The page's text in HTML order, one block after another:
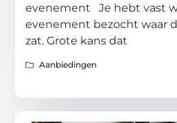
evenement Je hebt vast
evenement bezocht waar
zat. Grote kans dat
Aanbiedingen